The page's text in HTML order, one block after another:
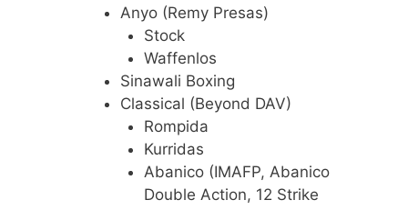
Anyo (Remy Presas)
Stock
Waffenlos
Sinawali Boxing
Classical (Beyond DAV)
Rompida
Kurridas
Abanico (IMAFP, Abanico
Double Action, 12 Strike